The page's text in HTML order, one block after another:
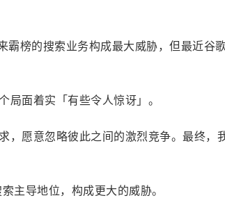
榜的搜索业务构成最大威胁，但最近谷
局面着实「有些令人惊讶」。
，愿意忽略彼此之间的激烈竞争。最终，
主导地位，构成更大的威胁。